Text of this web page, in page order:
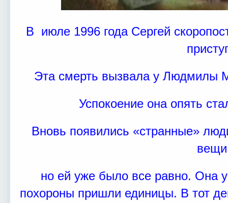
В июле 1996 года Сергей
Эта смерть вызвала у Людмилы
Успокоение она опять
Вновь появились «странные»
но ей уже было все равно. Она
похороны пришли единицы. В тот